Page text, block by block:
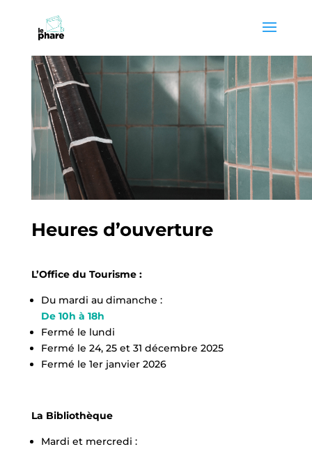
Content
navigation
Heures d’ouverture
L’Office du Tourisme :
Du mardi au dimanche :
De 10h à 18h
Fermé le lundi
Fermé le 24, 25 et 31 décembre 2025
Fermé le 1er janvier 2026
La Bibliothèque
Mardi et mercredi :